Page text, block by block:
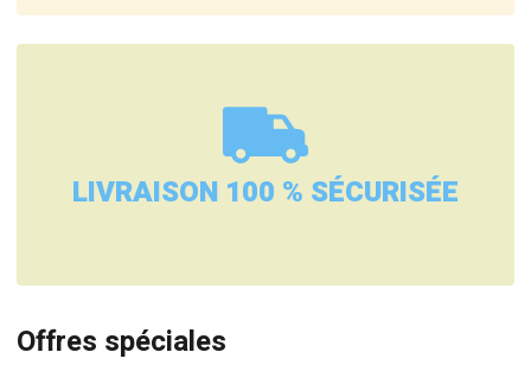
LIVRAISON 100 % SÉCURISÉE
Offres spéciales